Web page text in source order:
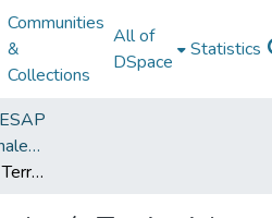
Communities
&
Collections
All of
DSpace
Statistics
Documentos Institucionales - ESAP
Informe de Consultoría Territorial Boyacá Casanare 2000: IC Territorial Boyacá Casanare 2000